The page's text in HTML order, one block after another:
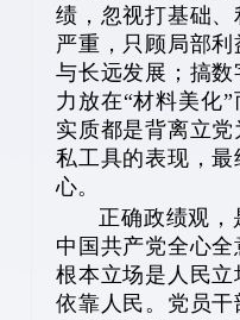
绩，忽视打基础
严重，只顾局部
与长远发展；搞
力放在“材料美化
实质都是背离立
私工具的表现，
心。
正确政绩观，
中国共产党全心
根本立场是人民
依靠人民。党员